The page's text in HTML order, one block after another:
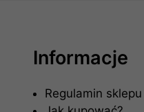
Informacje
Regulamin sklepu